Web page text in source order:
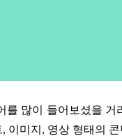
많이 들어보셨을 거
이미지, 영상 형태의